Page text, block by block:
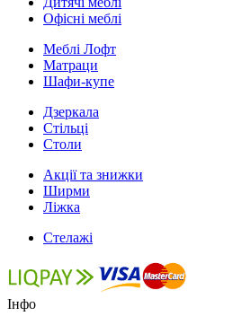
Офісні меблі
Меблі Лофт
Матраци
Шафи-купе
Дзеркала
Стільці
Столи
Акції та знижки
Ширми
Ліжка
Стелажі
Інфо